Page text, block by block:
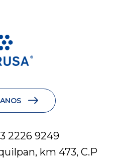
2226 9249
km 473, C.P